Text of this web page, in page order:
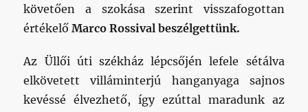
követően a szokása szerint visszafogottan
értékelőMarco Rossival beszélgettünk.
Az Üllői úti székház lépcsőjén lefele sétálva
elkövetett villáminterjú hanganyaga sajnos
kevéssé élvezhető, így ezúttal maradunk az